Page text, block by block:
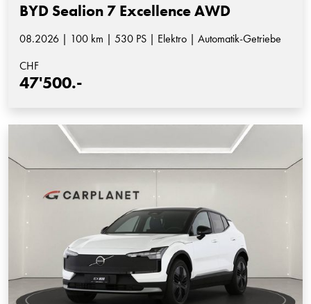
BYD Sealion 7 Excellence AWD
08.2026 | 100 km | 530 PS | Elektro | Automatik-Getriebe
CHF
47'500.-